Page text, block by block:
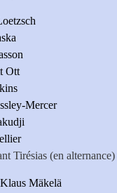
Ott
Mercer
Tirésias (en alternance)
Klaus Mäkelä